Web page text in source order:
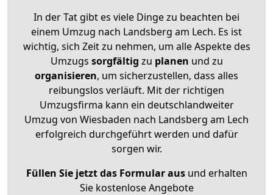
In der Tat gibt es viele Dinge zu beachten bei
einem Umzug nach Landsberg am Lech. Es ist
wichtig, sich Zeit zu nehmen, um alle Aspekte des
Umzugs sorgfältig zu planen und zu
organisieren, um sicherzustellen, dass alles
reibungslos verläuft. Mit der richtigen
Umzugsfirma kann ein deutschlandweiter
Umzug von Wiesbaden nach Landsberg am Lech
erfolgreich durchgeführt werden und dafür
sorgen wir.
Füllen Sie jetzt das Formular ausund erhalten
Sie kostenlose Angebote